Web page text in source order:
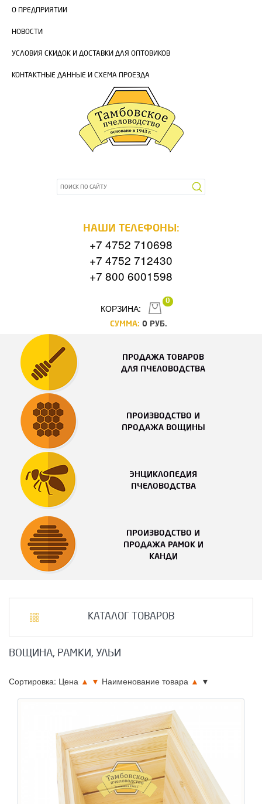
О ПРЕДПРИЯТИИ
НОВОСТИ
УСЛОВИЯ СКИДОК И ДОСТАВКИ ДЛЯ ОПТОВИКОВ
КОНТАКТНЫЕ ДАННЫЕ И СХЕМА ПРОЕЗДА
НАШИ ТЕЛЕФОНЫ:
+7 4752 710698
+7 4752 712430
+7 800 6001598
КОРЗИНА:
0
СУММА: 0 РУБ.
ПРОДАЖА ТОВАРОВ
ДЛЯ ПЧЕЛОВОДСТВА
ПРОИЗВОДСТВО И
ПРОДАЖА ВОЩИНЫ
ЭНЦИКЛОПЕДИЯ
ПЧЕЛОВОДСТВА
ПРОИЗВОДСТВО И
ПРОДАЖА РАМОК И
КАНДИ
КАТАЛОГ ТОВАРОВ
ВОЩИНА, РАМКИ, УЛЬИ
Сортировка: Цена ▲ ▼ Наименование товара ▲ ▼